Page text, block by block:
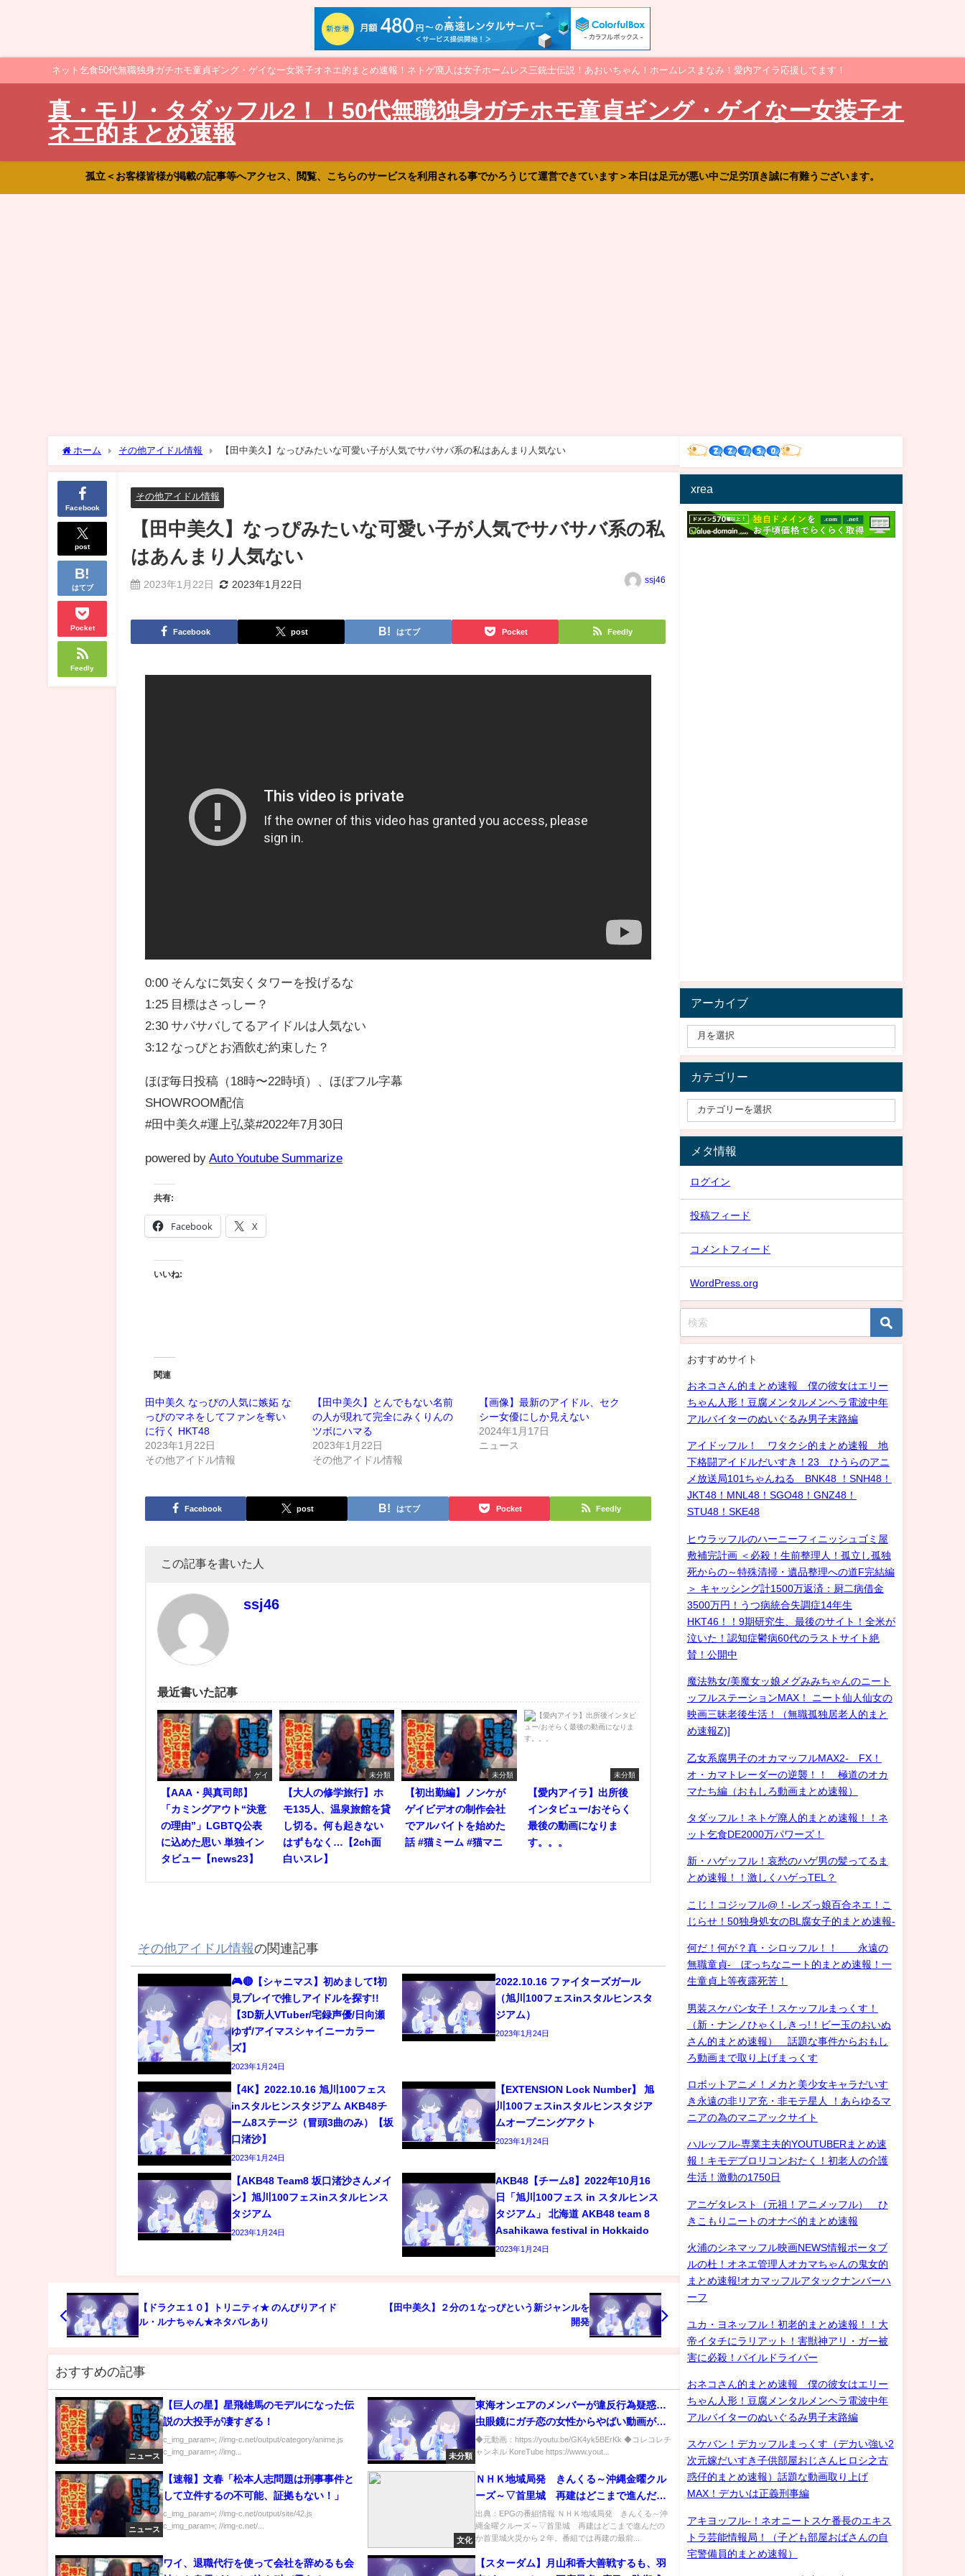
ネット乞食50代無職独身ガチホモ童貞ギング・ゲイなー女装子オネエ的まとめ速報！ネトゲ廃人は女子ホームレス三銃士伝説！あおいちゃん！ホームレスまなみ！愛内アイラ応援してます！
真・モリ・タダッフル2！！50代無職独身ガチホモ童貞ギング・ゲイなー女装子オ
ネエ的まとめ速報
孤立＜お客様皆様が掲載の記事等へアクセス、閲覧、こちらのサービスを利用される事でかろうじて運営できています＞本日は足元が悪い中ご足労頂き誠に有難うございます。
ホーム その他アイドル情報 【田中美久】なっぴみたいな可愛い子が人気でサバサバ系の私はあんまり人気ない
Facebook
post
はてブ
Pocket
Feedly
その他アイドル情報
【田中美久】なっぴみたいな可愛い子が人気でサバサバ系の私
はあんまり人気ない
2023年1月22日 2023年1月22日 ssj46
Facebook post はてブ Pocket Feedly
0:00 そんなに気安くタワーを投げるな
1:25 目標はさっしー？
2:30 サバサバしてるアイドルは人気ない
3:12 なっぴとお酒飲む約束した？
ほぼ毎日投稿（18時〜22時頃）、ほぼフル字幕
SHOWROOM配信
#田中美久#運上弘菜#2022年7月30日
powered by Auto Youtube Summarize
共有:
Facebook X
いいね:
関連
田中美久 なっぴの人気に嫉妬 な
っぴのマネをしてファンを奪い
に行く HKT48
2023年1月22日
その他アイドル情報
【田中美久】とんでもない名前
の人が現れて完全にみくりんの
ツボにハマる
2023年1月22日
その他アイドル情報
【画像】最新のアイドル、セク
シー女優にしか見えない
2024年1月17日
ニュース
Facebook post はてブ Pocket Feedly
この記事を書いた人
ssj46
最近書いた記事
ゲイ
【AAA・與真司郎】
「カミングアウト“決意
の理由”」LGBTQ公表
に込めた思い 単独イン
タビュー【news23】
未分類
【大人の修学旅行】ホ
モ135人、温泉旅館を貸
し切る。何も起きない
はずもなく…【2ch面
白いスレ】
未分類
【初出勤編】ノンケが
ゲイビデオの制作会社
でアルバイトを始めた
話 #猫ミーム #猫マニ
未分類
【愛内アイラ】出所後
インタビュー/おそらく
最後の動画になりま
す。。。
その他アイドル情報の関連記事
🎮🔴【シャニマス】初めまして❗️初
見プレイで推しアイドルを探す!!
【3D新人VTuber/宅録声優/日向瀬
ゆず/アイマスシャイニーカラー
ズ】
2023年1月24日
2022.10.16 ファイターズガール
（旭川100フェスinスタルヒンスタ
ジアム）
2023年1月24日
【4K】2022.10.16 旭川100フェス
inスタルヒンスタジアム AKB48チ
ーム8ステージ（冒頭3曲のみ）【坂
口渚沙】
2023年1月24日
【EXTENSION Lock Number】 旭
川100フェスinスタルヒンスタジア
ムオープニングアクト
2023年1月24日
【AKB48 Team8 坂口渚沙さんメイ
ン】旭川100フェスinスタルヒンス
タジアム
2023年1月24日
AKB48【チーム8】2022年10月16
日「旭川100フェス in スタルヒンス
タジアム」 北海道 AKB48 team 8
Asahikawa festival in Hokkaido
2023年1月24日
【ドラクエ１０】トリニティ★ のんびりアイド
ル・ルナちゃん★ネタバレあり
【田中美久】２分の１なっぴという新ジャンルを
開発
おすすめの記事
ニュース
【巨人の星】星飛雄馬のモデルになった伝
説の大投手が凄すぎる！
c_img_param=; //img-c.net/output/category/anime.js
c_img_param=; //img...
未分類
東海オンエアのメンバーが違反行為疑惑…
虫眼鏡にガチ恋の女性からやばい動画が届
く【2022/04/28】
◆元動画：https://youtu.be/GK4yk5BErKk ◆コレコレチ
ャンネル KoreTube https://www.yout...
ニュース
【速報】文春「松本人志問題は刑事事件と
して立件するの不可能、証拠もない！」
c_img_param=; //img-c.net/output/site/42.js
c_img_param=; //img-c.net/...
文化
ＮＨＫ地域局発 きんくる～沖縄金曜クル
ーズ～▽首里城 再建はどこまで進んだの
か[字]…の番組内容解析まとめ
出典：EPGの番組情報 ＮＨＫ地域局発 きんくる～沖
縄金曜クルーズ～▽首里城 再建はどこまで進んだの
か首里城火災から２年。番組では再建の最前...
ワイ、退職代行を使って会社を辞めるも会
【スターダム】月山和香大善戦するも、羽
xrea
アーカイブ
カテゴリー
メタ情報
ログイン
投稿フィード
コメントフィード
WordPress.org
おすすめサイト
おネコさん的まとめ速報 僕の彼女はエリー
ちゃん人形！豆腐メンタルメンヘラ電波中年
アルバイターのぬいぐるみ男子末路編
アイドッフル！ ワタクシ的まとめ速報 地
下格闘アイドルだいすき！23 ひうらのアニ
メ放送局101ちゃんねる BNK48 ！SNH48！
JKT48！MNL48！SGO48！GNZ48！
STU48！SKE48
ヒウラッフルのハーニーフィニッシュゴミ屋
敷補完計画 ＜必殺！生前整理人！孤立し孤独
死からの～特殊清掃・遺品整理への道F完結編
＞ キャッシング計1500万返済：厨二病借金
3500万円！うつ病統合失調症14年生
HKT46！！9期研究生、最後のサイト！全米が
泣いた！認知症鬱病60代のラストサイト絶
賛！公開中
魔法熟女/美魔女ッ娘メグみみちゃんのニート
ッフルステーションMAX！ ニート仙人仙女の
映画三昧老後生活！（無職孤独居老人的まと
め速報Z)]
乙女系腐男子のオカマッフルMAX2- FX！
オ・カマトレーダーの逆襲！！ 極道のオカ
マたち編（おもしろ動画まとめ速報）
タダッフル！ネトゲ廃人的まとめ速報！！ネ
ット乞食DE2000万パワーズ！
新・ハゲッフル！哀愁のハゲ男の髪ってるま
とめ速報！！激しくハゲっTEL？
こじ！コジッフル@！-レズっ娘百合ネエ！こ
じらせ！50独身処女のBL腐女子的まとめ速報-
何だ！何が？真・シロッフル！！ 永遠の
無職童貞- ぼっちなニート的まとめ速報！一
生童貞上等夜露死苦！
男装スケバン女子！スケッフルまっくす！
（新・ナンノひゃくしきっ!！ビー玉のおいぬ
さん的まとめ速報） 話題な事件からおもし
ろ動画まで取り上げまっくす
ロボットアニメ！メカと美少女キャラだいす
き永遠の非リア充・非モテ星人 ！あらゆるマ
ニアの為のマニアックサイト
ハルッフル-専業主夫的YOUTUBERまとめ速
報！キモデブロリコンおたく！初老人の介護
生活！激動の1750日
アニゲタレスト（元祖！アニメッフル） ひ
きこもりニートのオナベ的まとめ速報
火浦のシネマッフル映画NEWS情報ポータブ
ルの杜！オネエ管理人オカマちゃんの鬼女的
まとめ速報!オカマッフルアタックナンバーハ
ーフ
ユカ・ヨネッフル！初老的まとめ速報！！大
帝イタチにラリアット！害獣神アリ・ガー被
害に必殺！パイルドライバー
おネコさん的まとめ速報 僕の彼女はエリー
ちゃん人形！豆腐メンタルメンヘラ電波中年
アルバイターのぬいぐるみ男子末路編
スケバン！デカッフルまっくす（デカい強い2
次元嫁だいすき子供部屋おじさんヒロシ之古
惑仔的まとめ速報）話題な動画取り上げ
MAX！デカいは正義刑事編
アキヨッフル-！ネオニートスケ番長のエキス
トラ芸能情報局！（子ども部屋おばさんの自
宅警備員的まとめ速報）